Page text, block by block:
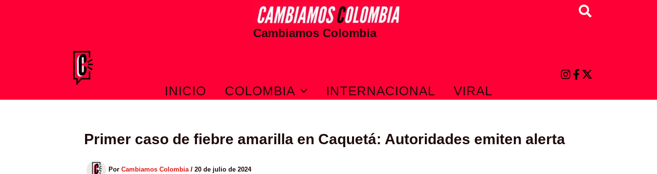
Cambiamos Colombia
Buscar
INICIO COLOMBIA INTERNACIONAL VIRAL
Primer caso de fiebre amarilla en Caquetá: Autoridades emiten alerta
Por Cambiamos Colombia / 20 de julio de 2024